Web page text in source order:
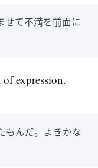
せて不満を前面に
expression.
もんだ。よきかな